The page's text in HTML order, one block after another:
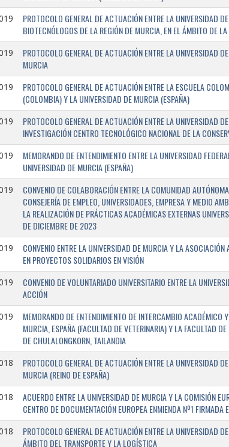
PROTOCOLO GENERAL DE ACTUACIÓN ENTRE LA UNIVERSIDAD
BIOTECNÓLOGOS DE LA REGIÓN DE MURCIA, EN EL ÁMBITO DE
PROTOCOLO GENERAL DE ACTUACIÓN ENTRE LA UNIVERSIDAD
MURCIA
PROTOCOLO GENERAL DE ACTUACIÓN ENTRE LA ESCUELA
(COLOMBIA) Y LA UNIVERSIDAD DE MURCIA (ESPAÑA)
PROTOCOLO GENERAL DE ACTUACIÓN ENTRE LA UNIVERSIDAD
INVESTIGACIÓN CENTRO TECNOLÓGICO NACIONAL DE LA
MEMORANDO DE ENTENDIMIENTO ENTRE LA UNIVERSIDAD
UNIVERSIDAD DE MURCIA (ESPAÑA)
CONVENIO DE COLABORACIÓN ENTRE LA COMUNIDAD
CONSEJERÍA DE EMPLEO, UNIVERSIDADES, EMPRESA Y MEDIO
LA REALIZACIÓN DE PRÁCTICAS ACADÉMICAS EXTERNAS
DE DICIEMBRE DE 2023
CONVENIO ENTRE LA UNIVERSIDAD DE MURCIA Y LA
EN PROYECTOS SOLIDARIOS EN VISIÓN
CONVENIO DE VOLUNTARIADO UNIVERSITARIO ENTRE LA
ACCIÓN
MEMORANDO DE ENTENDIMIENTO DE INTERCAMBIO ACADÉMICO
MURCIA, ESPAÑA (FACULTAD DE VETERINARIA) Y LA FACULTAD
DE CHULALONGKORN, TAILANDIA
PROTOCOLO GENERAL DE ACTUACIÓN ENTRE LA UNIVERSIDAD
MURCIA (REINO DE ESPAÑA)
ACUERDO ENTRE LA UNIVERSIDAD DE MURCIA Y LA COMISIÓN
CENTRO DE DOCUMENTACIÓN EUROPEA ENMIENDA Nº1
PROTOCOLO GENERAL DE ACTUACIÓN ENTRE LA UNIVERSIDAD
ÁMBITO DEL TRANSPORTE Y LA LOGÍSTICA